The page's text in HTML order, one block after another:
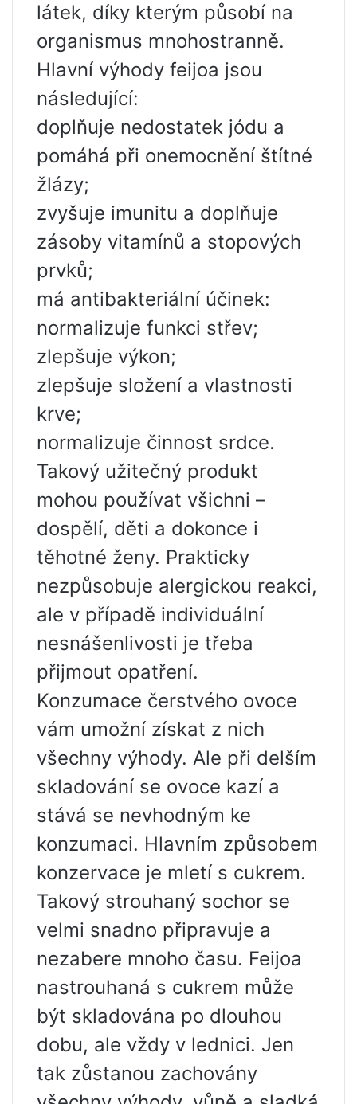
látek, díky kterým působí na
organismus mnohostranně.
Hlavní výhody feijoa jsou
následující:
doplňuje nedostatek jódu a
pomáhá při onemocnění štítné
žlázy;
zvyšuje imunitu a doplňuje
zásoby vitamínů a stopových
prvků;
má antibakteriální účinek:
normalizuje funkci střev;
zlepšuje výkon;
zlepšuje složení a vlastnosti
krve;
normalizuje činnost srdce.
Takový užitečný produkt
mohou používat všichni –
dospělí, děti a dokonce i
těhotné ženy. Prakticky
nezpůsobuje alergickou reakci,
ale v případě individuální
nesnášenlivosti je třeba
přijmout opatření.
Konzumace čerstvého ovoce
vám umožní získat z nich
všechny výhody. Ale při delším
skladování se ovoce kazí a
stává se nevhodným ke
konzumaci. Hlavním způsobem
konzervace je mletí s cukrem.
Takový strouhaný sochor se
velmi snadno připravuje a
nezabere mnoho času. Feijoa
nastrouhaná s cukrem může
být skladována po dlouhou
dobu, ale vždy v lednici. Jen
tak zůstanou zachovány